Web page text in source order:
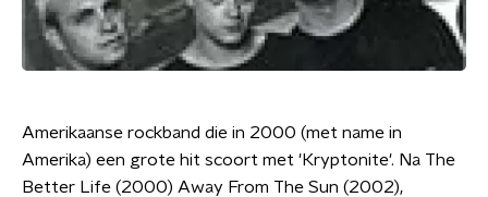
Amerikaanse rockband die in 2000 (met name in
Amerika) een grote hit scoort met 'Kryptonite'. Na The
Better Life (2000) Away From The Sun (2002),